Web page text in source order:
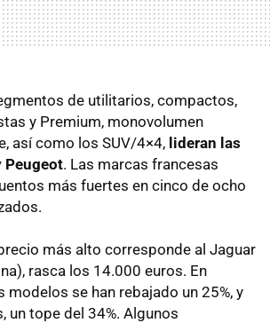
de utilitarios, compactos,
y Premium, monovolumen
así como los SUV/4×4, lideran las
Peugeot. Las marcas francesas
más fuertes en cinco de ocho
más alto corresponde al Jaguar
rasca los 14.000 euros. En
modelos se han rebajado un 25%, y
un tope del 34%. Algunos